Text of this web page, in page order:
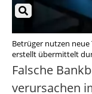
Betrüger nutzen
erstellt übermittelt
Falsche
verursachen